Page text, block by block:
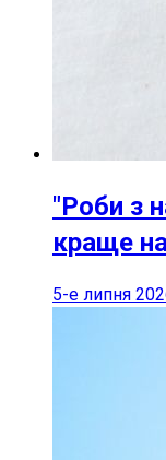
"Роби з
краще
5-е липня